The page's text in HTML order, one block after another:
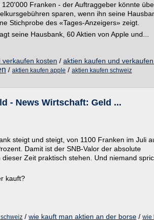
Franken - der Auftraggeber könnte
sparen, wenn ihn seine
Stichprobe des «Tages-Anzeigers» zeigt.
seine Hausbank, 60 Aktien von Apple und...
kosten / aktien kaufen und
/ aktien kaufen apple / aktien kaufen schweiz
- News Wirtschaft: Geld ...
steigt und steigt, von 1100 Franken im Juli
Damit ist der SNB-Valor der absolute
Zeit praktisch stehen. Und niemand
kauft?
/ wie kauft man aktien an der borse / wie